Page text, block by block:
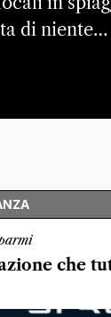
di niente…
che